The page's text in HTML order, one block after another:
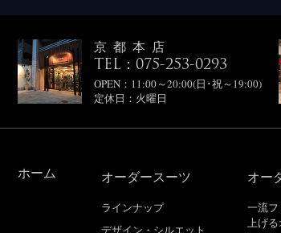
京都本店
TEL：075-253-0293
OPEN：11:00～20:00(日･祝～19:00)
定休日：火曜日
ホーム オーダースーツ
ラインナップ
デザイン・シルエット
オー
一流フ
上げ